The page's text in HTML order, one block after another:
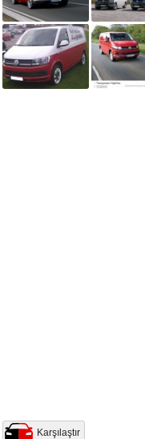
Karşılaştır